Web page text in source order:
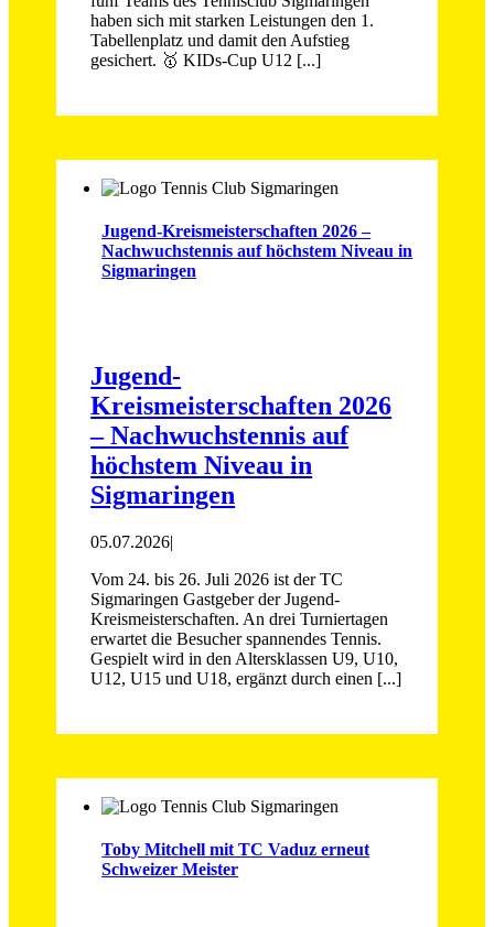
haben sich mit starken Leistungen den 1.
Tabellenplatz und damit den Aufstieg
gesichert. 🥇 KIDs-Cup U12 [...]
Jugend-Kreismeisterschaften 2026 –
Nachwuchstennis auf höchstem Niveau in
Sigmaringen
Jugend-
Kreismeisterschaften 2026
– Nachwuchstennis auf
höchstem Niveau in
Sigmaringen
05.07.2026|
Vom 24. bis 26. Juli 2026 ist der TC
Sigmaringen Gastgeber der Jugend-
Kreismeisterschaften. An drei Turniertagen
erwartet die Besucher spannendes Tennis.
Gespielt wird in den Altersklassen U9, U10,
U12, U15 und U18, ergänzt durch einen [...]
Toby Mitchell mit TC Vaduz erneut
Schweizer Meister